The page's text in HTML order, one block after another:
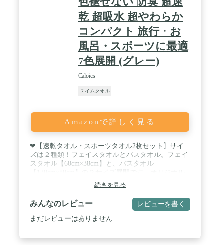
乾 超吸水 超やわらか
コンパクト 旅行・お
風呂・スポーツに最適
7色展開 (グレー)
Caloics
スイムタオル
Amazonで詳しく見る
❤【速乾タオル・スポーツタオル2枚セット】サイ
ズは２種類！フェイスタオルとバスタオル。フェイ
スタオル【60cm×38cm】と、バスタオル
速乾タオル収納袋が付きます。 万全のため、ご購入
される前に、セットのタオル色と枚数をご確認くだ
さい。 / ❤【速乾性抜群・超吸水】高吸水、速乾タ
オルで有名なマイクロファイバータオルです。超吸
水力なのに、極細マイクロファイバー素材で速乾性
続きを見る
みんなのレビュー レビューを書く
まだレビューはありません